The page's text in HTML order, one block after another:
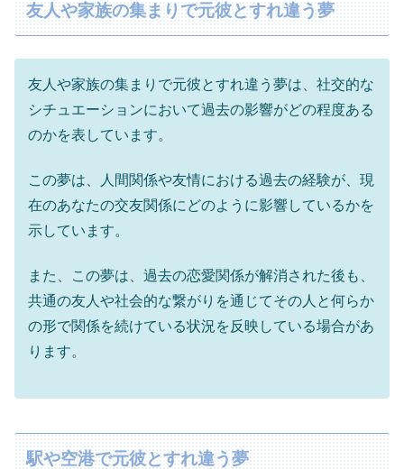
友人や家族の集まりで元彼とすれ違う夢
友人や家族の集まりで元彼とすれ違う夢は、社交的な
シチュエーションにおいて過去の影響がどの程度ある
のかを表しています。
この夢は、人間関係や友情における過去の経験が、現
在のあなたの交友関係にどのように影響しているかを
示しています。
また、この夢は、過去の恋愛関係が解消された後も、
共通の友人や社会的な繋がりを通じてその人と何らか
の形で関係を続けている状況を反映している場合があ
ります。
駅や空港で元彼とすれ違う夢